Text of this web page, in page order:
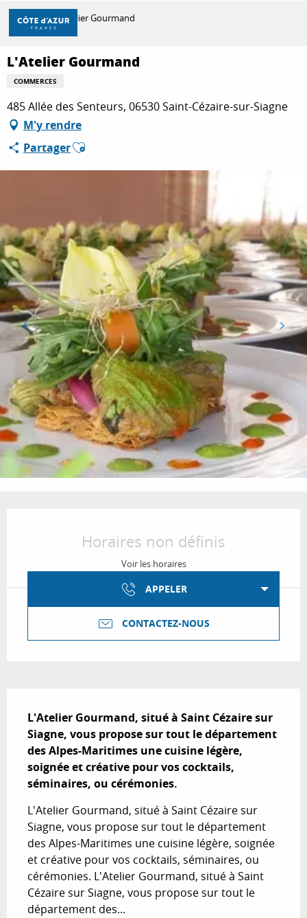
Aller
contenu
principal
DÉCOUVRIR
À FAIRE
SÉJOURNER
Accueil L'Atelier Gourmand
L'Atelier Gourmand
COMMERCES
485 Allée des Senteurs, 06530 Saint-Cézaire-sur-Siagne
M'y rendre
PartagerAjouter aux favoris
Horaires non définis
Voir les horaires
APPELER
CONTACTEZ-NOUS
L'Atelier Gourmand, situé à Saint Cézaire sur
Siagne, vous propose sur tout le département
des Alpes-Maritimes une cuisine légère,
soignée et créative pour vos cocktails,
séminaires, ou cérémonies.
L'Atelier Gourmand, situé à Saint Cézaire sur
Siagne, vous propose sur tout le département
des Alpes-Maritimes une cuisine légère, soignée
et créative pour vos cocktails, séminaires, ou
cérémonies. L'Atelier Gourmand, situé à Saint
Cézaire sur Siagne, vous propose sur tout le
département des...